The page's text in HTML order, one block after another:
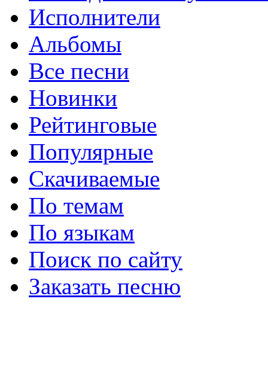
Исполнители
Альбомы
Все песни
Новинки
Рейтинговые
Популярные
Скачиваемые
По темам
По языкам
Поиск по сайту
Заказать песню